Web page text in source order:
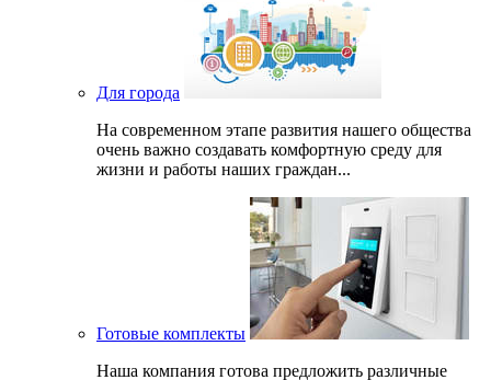
Для города
На современном этапе развития нашего общеcтва
очень важно создавать комфортную среду для
жизни и работы наших граждан...
Готовые комплекты
Наша компания готова предложить различные